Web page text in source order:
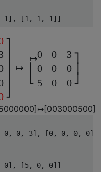
⎥
⎥
↦
↦0
0
5
0
0
0
3
0
0
000000]↦[003000500]
0, 0, 3], [0, 0, 0,